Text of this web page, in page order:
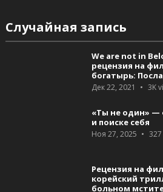
Случайная запись
We are not in
рецензия на
богатырь:
Дек 22, 2021 3K
«Ты не один» —
и поиске себя
Ноя 27, 2025 327
Рецензия на
корейский
больном